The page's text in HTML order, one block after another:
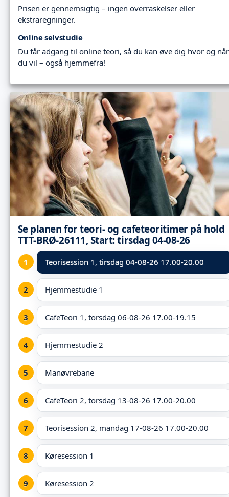
Prisen er gennemsigtig – ingen overraskelser eller
ekstraregninger.
Online selvstudie
Du får adgang til online teori, så du kan øve dig hvor og når
du vil – også hjemmefra!
Se planen for teori- og cafeteoritimer på hold
TTT-BRØ-26111, Start: tirsdag 04-08-26
Teorisession 1,tirsdag 04-08-26 17.00-20.00
Hjemmestudie 1
CafeTeori 1, torsdag 06-08-26 17.00-19.15
Hjemmestudie 2
Manøvrebane
CafeTeori 2, torsdag 13-08-26 17.00-20.00
Teorisession 2, mandag 17-08-26 17.00-20.00
Køresession 1
Køresession 2